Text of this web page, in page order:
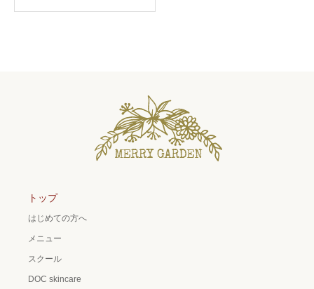
トップ
はじめての方へ
メニュー
スクール
DOC skincare